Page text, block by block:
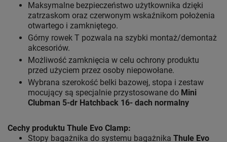
Maksymalne bezpieczeństwo użytkownika dzięki
zatrzaskom oraz czerwonym wskaźnikom położenia
otwartego i zamkniętego.
Górny rowek T pozwala na szybki montaż/demontaż
akcesoriów.
Możliwość zamknięcia w celu ochrony produktu
przed użyciem przez osoby niepowołane.
Wybrana szerokość belki bazowej, stopa i zestaw
mocujący są specjalnie przystosowane do Mini
Clubman 5-dr Hatchback 16- dach normalny
Cechy produktu Thule Evo Clamp:
Stopy bagażnika do systemu bagażnika Thule Evo